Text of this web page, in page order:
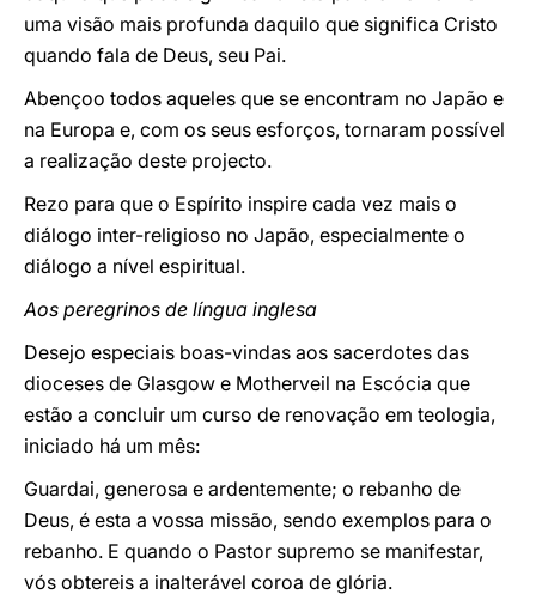
uma visão mais profunda daquilo que significa Cristo
quando fala de Deus, seu Pai.
Abençoo todos aqueles que se encontram no Japão e
na Europa e, com os seus esforços, tornaram possível
a realização deste projecto.
Rezo para que o Espírito inspire cada vez mais o
diálogo inter-religioso no Japão, especialmente o
diálogo a nível espiritual.
Aos peregrinos de língua inglesa
Desejo especiais boas-vindas aos sacerdotes das
dioceses de Glasgow e Motherveil na Escócia que
estão a concluir um curso de renovação em teologia,
iniciado há um mês:
Guardai, generosa e ardentemente; o rebanho de
Deus, é esta a vossa missão, sendo exemplos para o
rebanho. E quando o Pastor supremo se manifestar,
vós obtereis a inalterável coroa de glória.